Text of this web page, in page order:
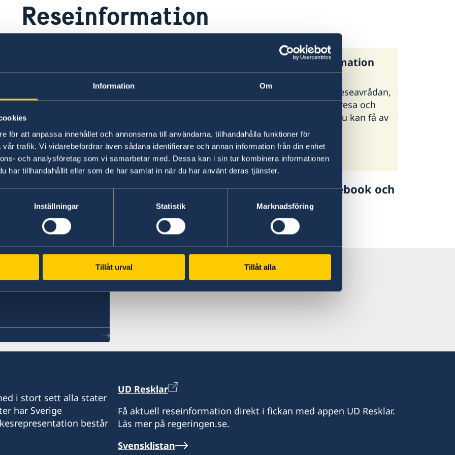
Information Om
för att anpassa innehållet och annonserna till användarna, tillhandahålla funktioner för
trafik. Vi vidarebefordrar även sådana identifierare och annan information från din enhet
och analysföretag som vi samarbetar med. Dessa kan i sin tur kombinera informationen
har tillhandahållit eller som de har samlat in när du har använt deras tjänster.
Inställningar Statistik Marknadsföring
Tillåt urval Tillåt alla
Reseinformation
Ambassadens reseinformation innehåller
landspecifik information och aktuella
händelser som kan påverka dig som är i
landet.
Ambassadens reseinformation –
Taiwan
UD:s generella reseinformation
På regeringen.se finns UD:s reseavrådan,
råd och tips inför din utlandsresa och
information om vilken hjälp du kan få av
UD i olika situationer.
UD:s reseinformation på
regeringen.se
Ladda ner appen UD Resklar
Ladda ner UD Resklar på Google Play
Ladda ner UD Resklar på iTunes
Följ UD Resklar på Facebook och
UD Resklar på Facebook
i stort sett alla stater
har Sverige
består
UD Resklar
Få aktuell reseinformation direkt i fickan med appen UD Resklar.
Läs mer på regeringen.se.
Svensklistan